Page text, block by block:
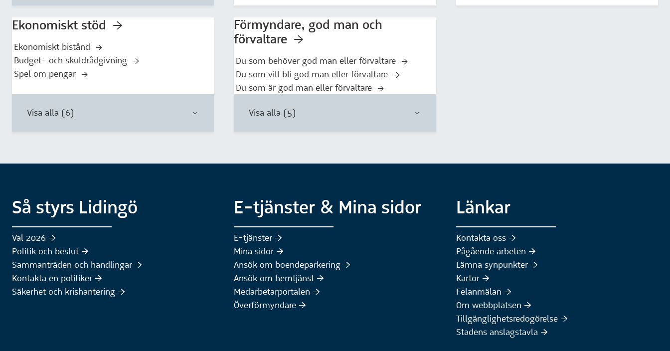
Ekonomiskt stöd
Ekonomiskt bistånd
Budget- och skuldrådgivning
Spel om pengar
Visa alla (6)
Förmyndare, god man och
förvaltare
Du som behöver god man eller förvaltare
Du som vill bli god man eller förvaltare
Du som är god man eller förvaltare
Visa alla (5)
Så styrs Lidingö
Val 2026 :höger:
Politik och beslut :höger:
Sammanträden och handlingar :höger:
Kontakta en politiker :höger:
Säkerhet och krishantering :höger:
E-tjänster & Mina sidor
E-tjänster :höger:
Mina sidor :höger:
Ansök om boendeparkering :höger:
Ansök om hemtjänst :höger:
Medarbetarportalen :höger:
Överförmyndare :höger:
Länkar
Kontakta oss :höger:
Pågående arbeten :höger:
Lämna synpunkter :höger:(Extern webbplats)
Kartor :höger:(Extern webbplats)
Felanmälan :höger:(Extern webbplats)
Om webbplatsen :höger:
Tillgänglighetsredogörelse :höger:
Stadens anslagstavla :höger: